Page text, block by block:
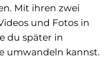
Mit ihren zwei
und Fotos in
du später in
umwandeln kannst.